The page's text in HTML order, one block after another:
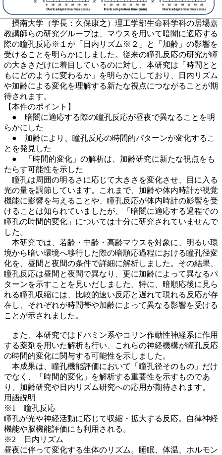
摂南大学（学長：久保康之）理工学部生命科学科の居場嘉
教講師らの研究グループは、マウスを用いて暗闇に適応する
際の瞳孔反応※１が「日内リズム※２」と「加齢」の影響を
受けることを明らかにしました。従来の瞳孔反応の研究が瞳
の大きさだけに着目しているのに対し、本研究は「時間とと
もにどのように変わるか」を明らかにしており、日内リズム
や加齢による変化を理解する新たな視点につながることが期
待されます。
【本件のポイント】
● 暗闇に適応する際の瞳孔反応が昼夜で異なることを明
らかにした
● 加齢により、瞳孔反応の時間的パターンが変化するこ
とを発見した
● 「時間的変化」の解析は、加齢研究に新たな視点をも
たらす可能性を示した
瞳孔は周囲の明るさに応じて大きさを変化させ、目に入る
光の量を調節しています。これまで、加齢や体内時計が視覚
機能に影響を与えることや、瞳孔反応が体内時計の影響を受
けることは知られていましたが、「暗闇に適応する過程での
瞳孔の時間的変化」については十分に研究されていませんで
した。
本研究では、若齢・中齢・高齢マウスを対象に、明るい環
境から暗い環境へ移行した際の暗順応過程における瞳孔径変
化を、昼間と夜間の条件で詳細に解析しました。その結果、
瞳孔反応は昼間と夜間で異なり、更に加齢によって異なるパ
ターンを示すことを見いだしました。特に、暗順応後に見ら
れる瞳孔収縮には、比較的速い反応と遅れて現れる反応が存
在し、それぞれが時間帯や加齢によって異なる影響を受ける
ことが示されました。
また、本研究ではドパミン系やコリン作動性神経系に作用
する薬剤を用いた解析も行い、これらの神経機構が瞳孔反応
の時間的変化に関与する可能性を示しました。
本成果は、瞳孔機能評価において「瞳孔径そのもの」だけ
でなく、「時間的変化」を解析する重要性を示すものであ
り、加齢研究や日内リズム研究への応用が期待されます。
用語説明
※1 瞳孔反応
瞳孔が光や神経活動に応じて収縮・拡大する反応。自律神経
機能や脳機能評価にも利用される。
※2 日内リズム
昼夜に伴って変化する生体のリズム。睡眠、体温、ホルモン